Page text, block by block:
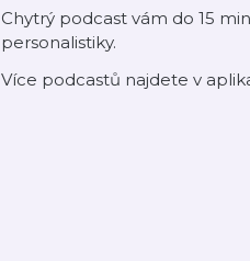
Chytrý podcast vám do 15
personalistiky.
Více podcastů najdete v